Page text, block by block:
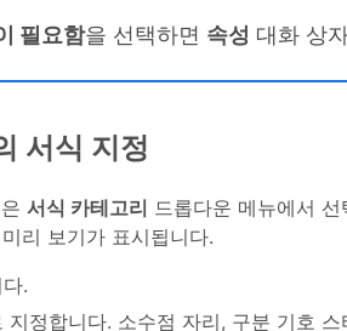
필요함을 선택하면 속성 대화 상
서식 지정
서식 카테고리 드롭다운 메뉴에서
리 보기가 표시됩니다.
.
정합니다. 소수점 자리, 구분 기호